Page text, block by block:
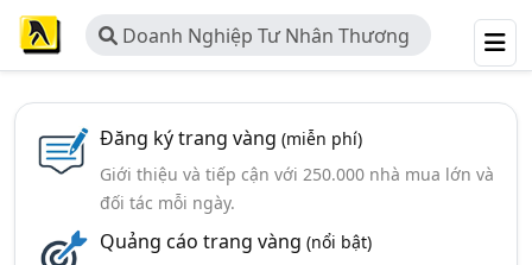
Doanh Nghiệp Tư Nhân Thương
Mại Nhà Hàng Gia Vị
Đăng ký trang vàng (miễn phí)
Giới thiệu và tiếp cận với 250.000 nhà mua lớn và
đối tác mỗi ngày.
Quảng cáo trang vàng (nổi bật)